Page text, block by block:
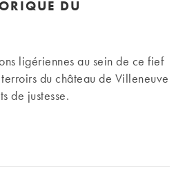
DU
ligériennes au sein de ce fief
du château de Villeneuve
de justesse.